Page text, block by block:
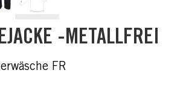
-METALLFREI
FR